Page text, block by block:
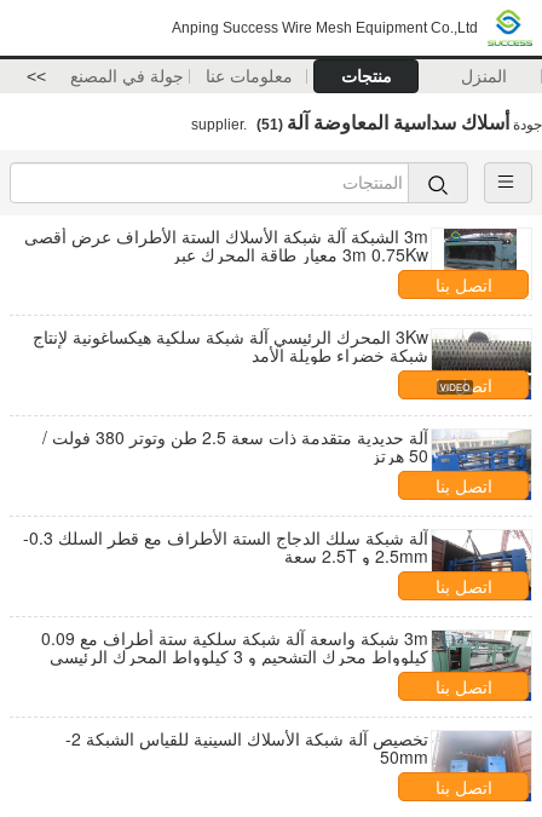
Anping Success Wire Mesh Equipment Co.,Ltd
المنزل منتجات معلومات عنا جولة في المصنع >>
جودة أسلاك سداسية المعاوضة آلة (51)
3m الشبكة آلة شبكة الأسلاك الستة الأطراف عرض أقصى
3m 0.75Kw معيار طاقة المحرك عبر
اتصل بنا
3Kw المحرك الرئيسي آلة شبكة سلكية هيكساغونية لإنتاج
شبكة خضراء طويلة الأمد
اتصل بنا
آلة حديدية متقدمة ذات سعة 2.5 طن وتوتر 380 فولت /
50 هرتز
اتصل بنا
آلة شبكة سلك الدجاج الستة الأطراف مع قطر السلك 0.3-
2.5mm و 2.5T سعة
اتصل بنا
3m شبكة واسعة آلة شبكة سلكية ستة أطراف مع 0.09
كيلوواط محرك التشحيم و 3 كيلوواط المحرك الرئيسي
اتصل بنا
تخصيص آلة شبكة الأسلاك السينية للقياس الشبكة 2-
50mm
اتصل بنا